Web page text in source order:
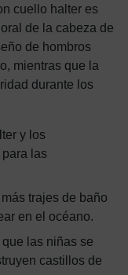
cuello halter es
de la cabeza de
de hombros
mientras que la
durante los
y los
las
trajes de baño
en el océano.
las niñas se
castillos de